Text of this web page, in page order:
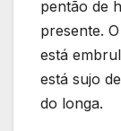
pentão de
presente.
está
está sujo
do longa.